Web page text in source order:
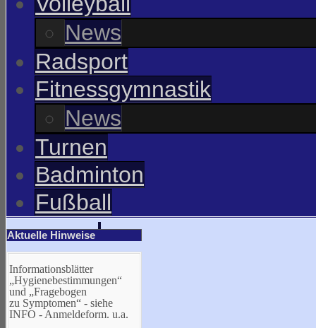
News
Radsport
Fitnessgymnastik
News
Turnen
Badminton
Fußball
Aktuelle Hinweise
Informationsblätter
„Hygienebestimmungen“
und „Fragebogen
zu Symptomen“ - siehe
INFO - Anmeldeform. u.a.